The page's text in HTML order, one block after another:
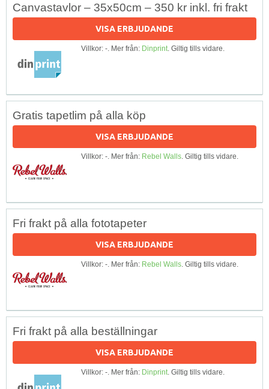
Canvastavlor – 35x50cm – 350 kr inkl. fri frakt
VISA ERBJUDANDE
Villkor: -. Mer från: Dinprint. Giltig tills vidare.
Gratis tapetlim på alla köp
VISA ERBJUDANDE
Villkor: -. Mer från: Rebel Walls. Giltig tills vidare.
Fri frakt på alla fototapeter
VISA ERBJUDANDE
Villkor: -. Mer från: Rebel Walls. Giltig tills vidare.
Fri frakt på alla beställningar
VISA ERBJUDANDE
Villkor: -. Mer från: Dinprint. Giltig tills vidare.